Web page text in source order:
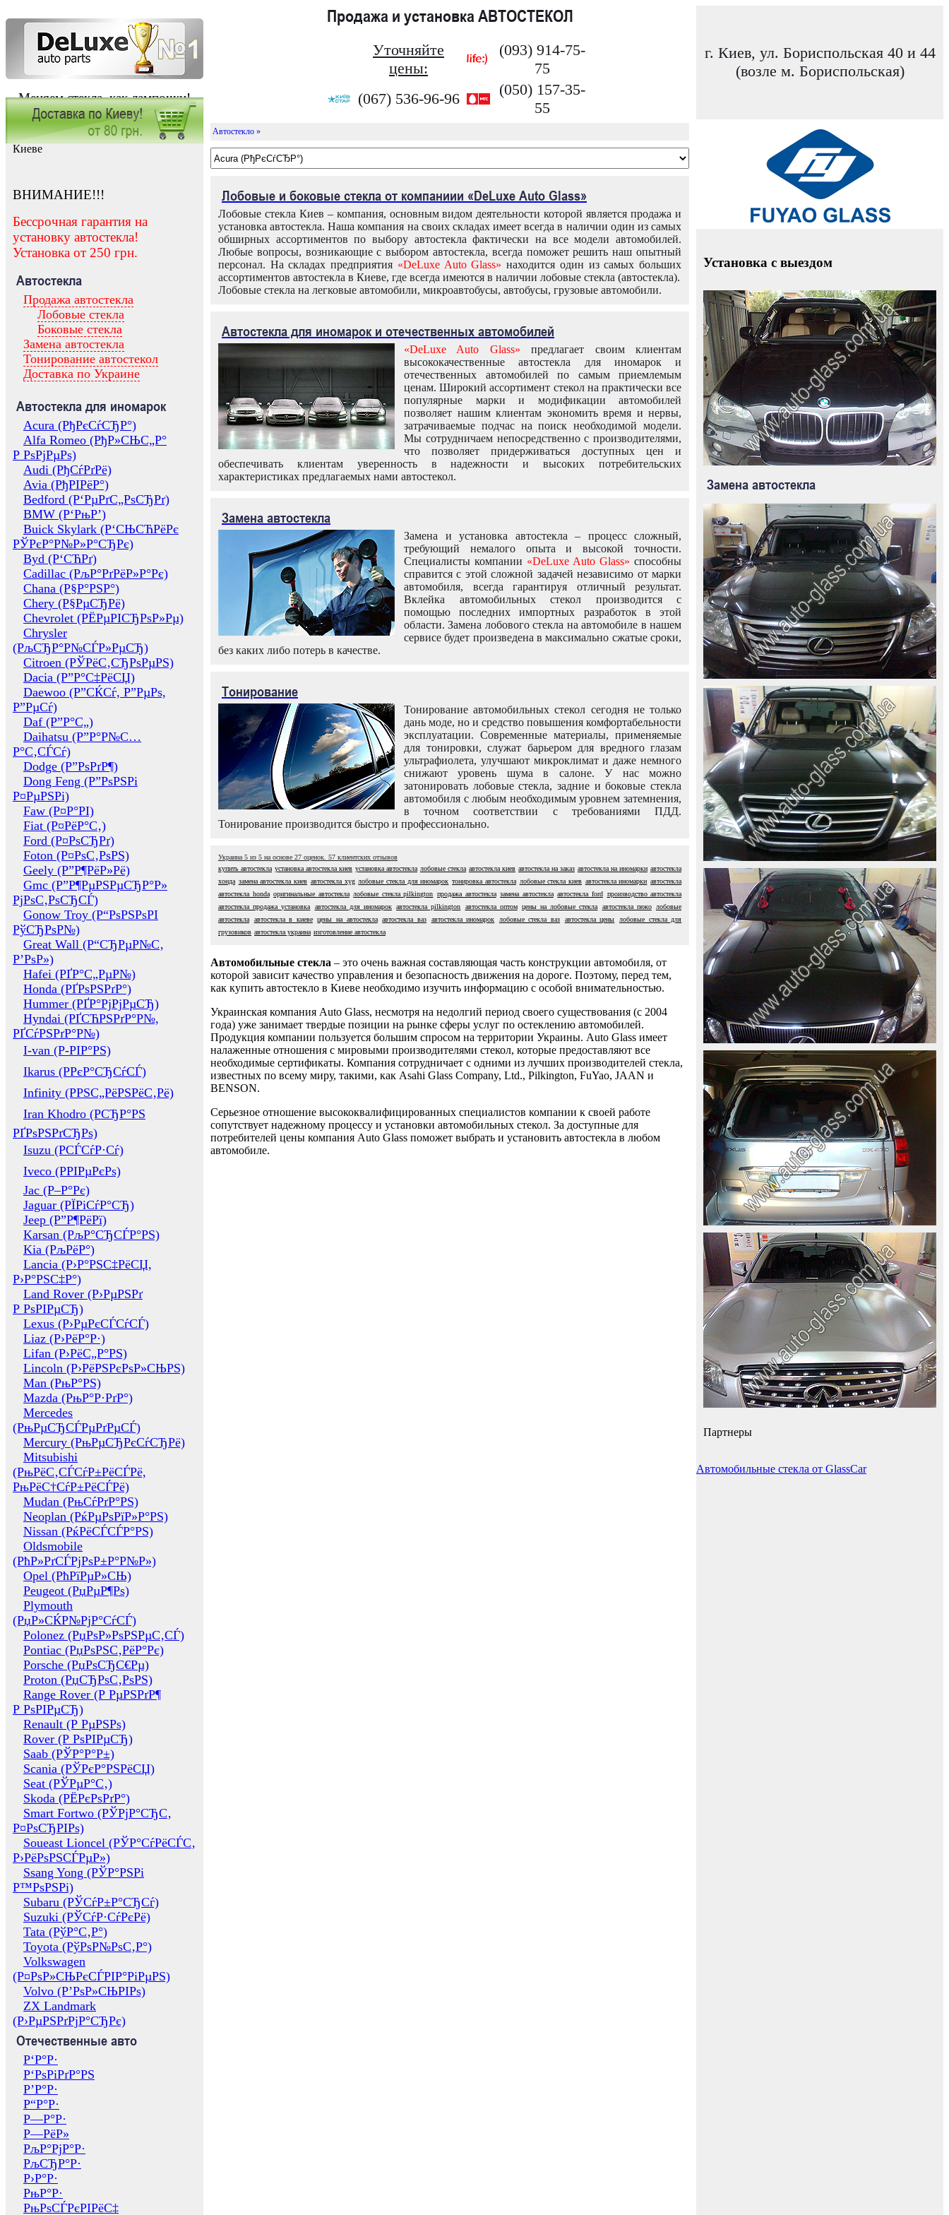
Меняем стекла, как лампочки!
Продажа и установка АВТОСТЕКОЛ
Уточняйте
цены:
(093) 914-75-
75
(067) 536-96-96
(050) 157-35-
55
г. Киев, ул. Бориспольская 40 и 44
(возле м. Бориспольская)
Заказать установку автостекла в
Киеве
ВНИМАНИЕ!!!
Бессрочная гарантия на
установку автостекла!
Установка от 250 грн.
Автостекла
Продажа автостекла
Лобовые стекла
Боковые стекла
Замена автостекла
Тонирование автостекол
Доставка по Украине
Автостекла для иномарок
Acura (РђРєСѓСЂР°)
Alfa Romeo (РђР»СЊС„Р°
Р РѕРјРµРѕ)
Audi (РђСѓРґРё)
Avia (РђРІРёР°)
Bedford (Р‘РµРґС„РѕСЂРґ)
BMW (Р‘РњР’)
Buick Skylark (Р‘СЊСЋРёРє
РЎРєР°Р№Р»Р°СЂРє)
Byd (Р‘СЋРґ)
Cadillac (РљР°РґРёР»Р°Рє)
Chana (Р§Р°РЅР°)
Chery (Р§РµСЂРё)
Chevrolet (РЁРµРІСЂРѕР»Рµ)
Chrysler
(РљСЂР°Р№СЃР»РµСЂ)
Citroen (РЎРёС‚СЂРѕРµРЅ)
Dacia (Р”Р°С‡РёСЏ)
Daewoo (Р”СЌСѓ, Р”РµРѕ,
Р”РµСѓ)
Daf (Р”Р°С„)
Daihatsu (Р”Р°Р№С…
Р°С‚СЃСѓ)
Dodge (Р”РѕРґР¶)
Dong Feng (Р”РѕРЅРі
Р¤РµРЅРі)
Faw (Р¤Р°РІ)
Fiat (Р¤РёР°С‚)
Ford (Р¤РѕСЂРґ)
Foton (Р¤РѕС‚РѕРЅ)
Geely (Р”Р¶РёР»Рё)
Gmc (Р”Р¶РµРЅРµСЂР°Р»
РјРѕС‚РѕСЂСЃ)
Gonow Troy (Р“РѕРЅРѕРІ
РўСЂРѕР№)
Great Wall (Р“СЂРµР№С‚
Р’РѕР»)
Hafei (РҐР°С„РµР№)
Honda (РҐРѕРЅРґР°)
Hummer (РҐР°РјРјРµСЂ)
Hyndai (РҐСЋРЅРґР°Р№,
РҐСѓРЅРґР°Р№)
I-van (Р-РІР°РЅ)
Ikarus (РРєР°СЂСѓСЃ)
Infinity (РРЅС„РёРЅРёС‚Рё)
Iran Khodro (РСЂР°РЅ
РҐРѕРЅРґСЂРѕ)
Isuzu (РСЃСѓР·Сѓ)
Iveco (РРІРµРєРѕ)
Jac (Р–Р°Рє)
Jaguar (РЇРіСѓР°СЂ)
Jeep (Р”Р¶РёРї)
Karsan (РљР°СЂСЃР°РЅ)
Kia (РљРёР°)
Lancia (Р›Р°РЅС‡РёСЏ,
Р›Р°РЅС‡Р°)
Land Rover (Р›РµРЅРґ
Р РѕРІРµСЂ)
Lexus (Р›РµРєСЃСѓСЃ)
Liaz (Р›РёР°Р·)
Lifan (Р›РёС„Р°РЅ)
Lincoln (Р›РёРЅРєРѕР»СЊРЅ)
Man (РњР°РЅ)
Mazda (РњР°Р·РґР°)
Mercedes
(РњРµСЂСЃРµРґРµСЃ)
Mercury (РњРµСЂРєСѓСЂРё)
Mitsubishi
(РњРёС‚СЃСѓР±РёСЃРё,
РњРёС†СѓР±РёСЃРё)
Mudan (РњСѓРґР°РЅ)
Neoplan (РќРµРѕРїР»Р°РЅ)
Nissan (РќРёСЃСЃР°РЅ)
Oldsmobile
(РћР»РґСЃРјРѕР±Р°Р№Р»)
Opel (РћРїРµР»СЊ)
Peugeot (РџРµР¶Рѕ)
Plymouth
(РџР»СЌР№РјР°СѓСЃ)
Polonez (РџРѕР»РѕРЅРµС‚СЃ)
Pontiac (РџРѕРЅС‚РёР°Рє)
Porsche (РџРѕСЂС€Рµ)
Proton (РџСЂРѕС‚РѕРЅ)
Range Rover (Р РµРЅРґР¶
Р РѕРІРµСЂ)
Renault (Р РµРЅРѕ)
Rover (Р РѕРІРµСЂ)
Saab (РЎР°Р°Р±)
Scania (РЎРєР°РЅРёСЏ)
Seat (РЎРµР°С‚)
Skoda (РЁРєРѕРґР°)
Smart Fortwo (РЎРјР°СЂС‚
Р¤РѕСЂРІРѕ)
Soueast Lioncel (РЎР°СѓРёСЃС‚
Р›РёРѕРЅСЃРµР»)
Ssang Yong (РЎР°РЅРі
Р™РѕРЅРі)
Subaru (РЎСѓР±Р°СЂСѓ)
Suzuki (РЎСѓР·СѓРєРё)
Tata (РўР°С‚Р°)
Toyota (РўРѕР№РѕС‚Р°)
Volkswagen
(Р¤РѕР»СЊРєСЃРІР°РіРµРЅ)
Volvo (Р’РѕР»СЊРІРѕ)
ZX Landmark
(Р›РµРЅРґРјР°СЂРє)
Отечественные авто
Р‘Р°Р·
Р‘РѕРіРґР°РЅ
Р’Р°Р·
Р“Р°Р·
Р—Р°Р·
Р—РёР»
РљР°РјР°Р·
РљСЂР°Р·
Р›Р°Р·
РњР°Р·
РњРѕСЃРєРІРёС‡
Автостекло »
Лобовые и боковые стекла от компаниии «DeLuxe Auto Glass»
Лобовые стекла Киев – компания, основным видом деятельности которой является продажа и
установка автостекла. Наша компания на своих складах имеет всегда в наличии один из самых
обширных ассортиментов по выбору автостекла фактически на все модели автомобилей.
Любые вопросы, возникающие с выбором автостекла, всегда поможет решить наш опытный
персонал. На складах предприятия «DeLuxe Auto Glass» находится один из самых больших
ассортиментов автостекла в Киеве, где всегда имеются в наличии лобовые стекла (автостекла).
Лобовые стекла на легковые автомобили, микроавтобусы, автобусы, грузовые автомобили.
Автостекла для иномарок и отечественных автомобилей
«DeLuxe Auto Glass» предлагает своим клиентам
высококачественные автостекла для иномарок и
отечественных автомобилей по самым приемлемым
ценам. Широкий ассортимент стекол на практически все
популярные марки и модификации автомобилей
позволяет нашим клиентам экономить время и нервы,
затрачиваемые подчас на поиск необходимой модели.
Мы сотрудничаем непосредственно с производителями,
что позволяет придерживаться доступных цен и
обеспечивать клиентам уверенность в надежности и высоких потребительских
характеристиках предлагаемых нами автостекол.
Замена автостекла
Замена и установка автостекла – процесс сложный,
требующий немалого опыта и высокой точности.
Специалисты компании «DeLuxe Auto Glass» способны
справится с этой сложной задачей независимо от марки
автомобиля, всегда гарантируя отличный результат.
Вклейка автомобильных стекол производится с
помощью последних импортных разработок в этой
области. Замена лобового стекла на автомобиле в нашем
сервисе будет произведена в максимально сжатые сроки,
без каких либо потерь в качестве.
Тонирование
Тонирование автомобильных стекол сегодня не только
дань моде, но и средство повышения комфортабельности
эксплуатации. Современные материалы, применяемые
для тонировки, служат барьером для вредного глазам
ультрафиолета, улучшают микроклимат и даже немного
снижают уровень шума в салоне. У нас можно
затонировать лобовые стекла, задние и боковые стекла
автомобиля с любым необходимым уровнем затемнения,
в точном соответствии с требованиями ПДД.
Тонирование производится быстро и профессионально.
Украина 5 из 5 на основе 27 оценок. 57 клиентских отзывов
купить автостекла установка автостекла киев установка автостекла лобовые стекла автостекла киев автостекла на заказ автостекла на иномарки автостекла
хонда замена автостекла киев автостекла xyg лобовые стекла для иномарок тонировка автостекла лобовые стекла киев автостекла иномарки автостекла
автостекла honda оригинальные автостекла лобовые стекла pilkington продажа автостекла замена автостекла автостекла ford производство автостекла
автостекла продажа установка
автостекла для иномарок автостекла pilkington автостекла оптом цены на лобовые стекла автостекла пежо
лобовые
автостекла
автостекла в киеве цены на автостекла автостекла ваз автостекла иномарок лобовые стекла ваз автостекла цены
лобовые стекла для
грузовиков автостекла украина изготовление автостекла
Автомобильные стекла – это очень важная составляющая часть конструкции автомобиля, от
которой зависит качество управления и безопасность движения на дороге. Поэтому, перед тем,
как купить автостекло в Киеве необходимо изучить информацию с особой внимательностью.
Украинская компания Auto Glass, несмотря на недолгий период своего существования (с 2004
года) уже занимает твердые позиции на рынке сферы услуг по остеклению автомобилей.
Продукция компании пользуется большим спросом на территории Украины. Auto Glass имеет
налаженные отношения с мировыми производителями стекол, которые предоставляют все
необходимые сертификаты. Компания сотрудничает с одними из лучших производителей стекла,
известных по всему миру, такими, как Asahi Glass Company, Ltd., Pilkington, FuYao, JAAN и
BENSON.
Серьезное отношение высококвалифицированных специалистов компании к своей работе
сопутствует надежному процессу и установки автомобильных стекол. За доступные для
потребителей цены компания Auto Glass поможет выбрать и установить автостекла в любом
автомобиле.
Установка с выездом
Замена автостекла
Партнеры
Автомобильные стекла от GlassCar